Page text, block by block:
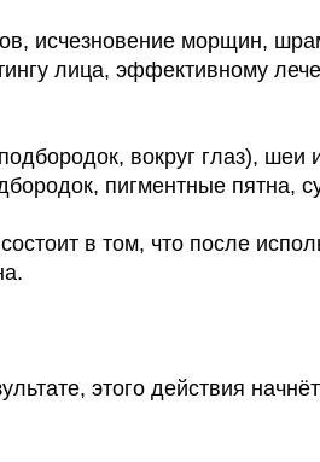
исчезновение морщин,
лица, эффективному
вокруг глаз), шеи
пигментные пятна,
в том, что после
этого действия